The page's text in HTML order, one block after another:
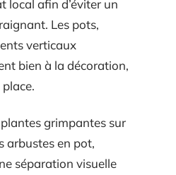
local afin d’éviter un
Les pots,
verticaux
bien à la décoration,
grimpantes sur
arbustes en pot,
séparation visuelle